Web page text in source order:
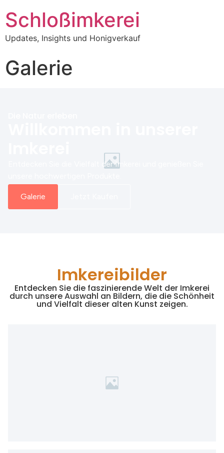
Schloßimkerei
Updates, Insights und Honigverkauf
Galerie
Entdecken Sie die Vielfalt der Imkerei und genießen Sie
Galerie
Imkereibilder
Entdecken Sie die faszinierende Welt der Imkerei
durch unsere Auswahl an Bildern, die die Schönheit
und Vielfalt dieser alten Kunst zeigen.